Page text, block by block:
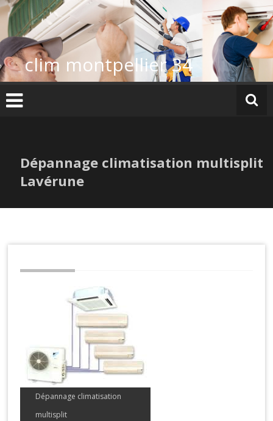
Skip
to
content
clim montpellier 34
Dépannage climatisation multisplit
Lavérune
Dépannage climatisation
multisplit